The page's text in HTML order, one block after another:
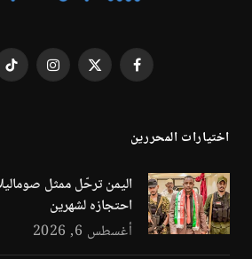
فيسبوك X
الانستغرام
اختيارات المحررين
اليمن ترحّل ممثل
احتجازه لشهرين
أغسطس 6, 2026